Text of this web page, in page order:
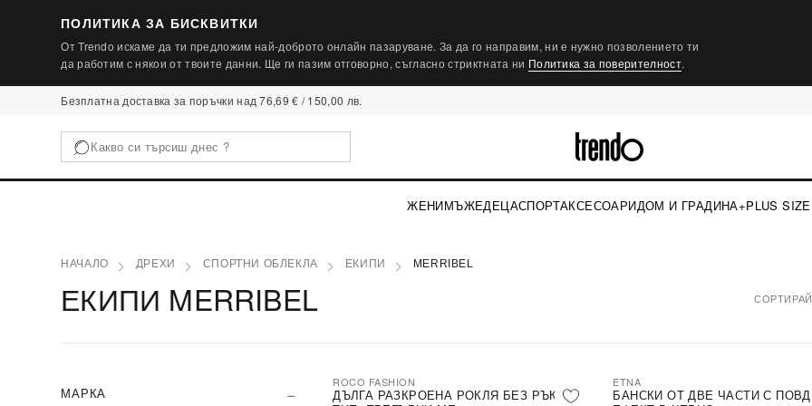
ПОЛИТИКА ЗА БИСКВИТКИ
От Trendo искаме да ти предложим най-доброто онлайн пазаруване. За да го направим, ни е нужно позволението ти
да работим с някои от твоите данни. Ще ги пазим отговорно, съгласно стриктната ни Политика за поверителност.
Безплатна доставка за поръчки над 76,69 € / 150,00 лв.
ЖЕНИМЪЖЕДЕЦАСПОРТАКСЕСОАРИДОМ И ГРАДИНА+PLUS SIZE
НАЧАЛО ДРЕХИ СПОРТНИ ОБЛЕКЛА ЕКИПИ MERRIBEL
ЕКИПИ MERRIBEL
МАРКА -30%
ROCO FASHION
ДЪЛГА РАЗКРОЕНА РОКЛЯ БЕЗ РЪКАВ
ETNA
БАНСКИ ОТ ДВЕ ЧАСТИ С